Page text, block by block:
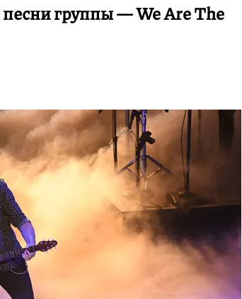
группы — We Are The